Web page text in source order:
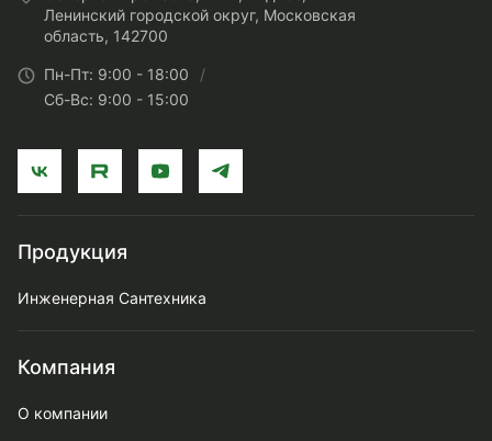
Ленинский городской округ, Московская
область, 142700
Пн-Пт: 9:00 - 18:00
Сб-Вс: 9:00 - 15:00
Продукция
Инженерная Сантехника
Компания
О компании